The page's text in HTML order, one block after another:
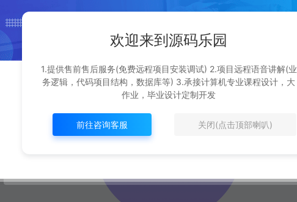
没有账号？ 立即注册
欢迎来到源码乐园
1.提供售前售后服务(免费远程项目安装调试) 2.项目远程语音讲解(业
务逻辑，代码项目结构，数据库等) 3.承接计算机专业课程设计，大
作业，毕业设计定制开发
前往咨询客服 关闭(点击顶部喇叭)